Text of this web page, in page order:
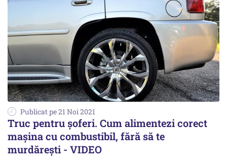
Publicat pe 21 Noi 2021
Truc pentru șoferi. Cum alimentezi corect
mașina cu combustibil, fără să te
murdărești - VIDEO